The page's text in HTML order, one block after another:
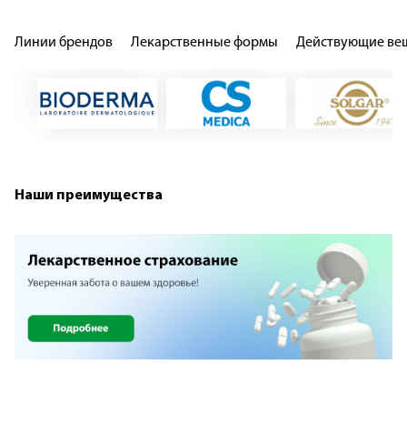
Популярные бренды Ригла рекомендует
Линии брендов Лекарственные формы Действующие
Наши преимущества